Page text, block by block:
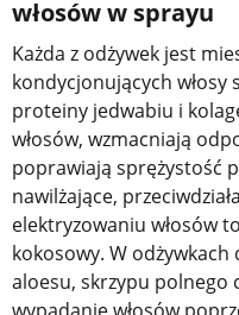
włosów w sprayu
Każda z odżywek jest
kondycjonujących włosy
proteiny jedwabiu i
włosów, wzmacniają
poprawiają sprężystość
nawilżające,
elektryzowaniu włosów
kokosowy. W odżywkach
aloesu, skrzypu polnego